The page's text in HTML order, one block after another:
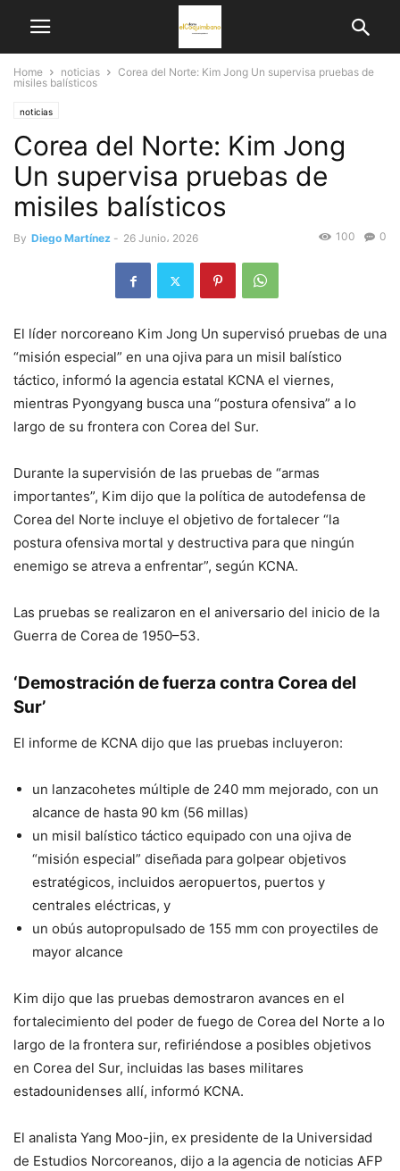
Home noticias
Corea del Norte: Kim Jong Un supervisa pruebas de
misiles balísticos
noticias
Corea del Norte: Kim Jong
Un supervisa pruebas de
misiles balísticos
By Diego Martínez - 26 Junio، 2026 0
100
El líder norcoreano Kim Jong Un supervisó pruebas de una
“misión especial” en una ojiva para un misil balístico
táctico, informó la agencia estatal KCNA el viernes,
mientras Pyongyang busca una “postura ofensiva” a lo
largo de su frontera con Corea del Sur.
Durante la supervisión de las pruebas de “armas
importantes”, Kim dijo que la política de autodefensa de
Corea del Norte incluye el objetivo de fortalecer “la
postura ofensiva mortal y destructiva para que ningún
enemigo se atreva a enfrentar”, según KCNA.
Las pruebas se realizaron en el aniversario del inicio de la
Guerra de Corea de 1950–53.
‘Demostración de fuerza contra Corea del
Sur’
El informe de KCNA dijo que las pruebas incluyeron:
un lanzacohetes múltiple de 240 mm mejorado, con un
alcance de hasta 90 km (56 millas)
un misil balístico táctico equipado con una ojiva de
“misión especial” diseñada para golpear objetivos
estratégicos, incluidos aeropuertos, puertos y
centrales eléctricas, y
un obús autopropulsado de 155 mm con proyectiles de
mayor alcance
Kim dijo que las pruebas demostraron avances en el
fortalecimiento del poder de fuego de Corea del Norte a lo
largo de la frontera sur, refiriéndose a posibles objetivos
en Corea del Sur, incluidas las bases militares
estadounidenses allí, informó KCNA.
El analista Yang Moo-jin, ex presidente de la Universidad
de Estudios Norcoreanos, dijo a la agencia de noticias AFP